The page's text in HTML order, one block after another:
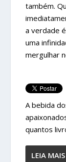
também.
a verdade
uma
mergulhar
A bebida
quantos
LEIA MAIS